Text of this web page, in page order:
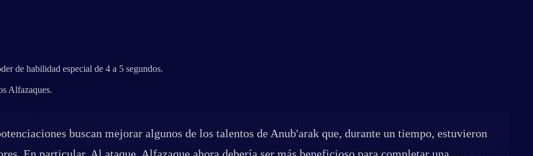
de habilidad especial de 4 a 5 segundos.
Alfazaques.
buscan mejorar algunos de los talentos de Anub'arak que, durante un tiempo, estuvieron